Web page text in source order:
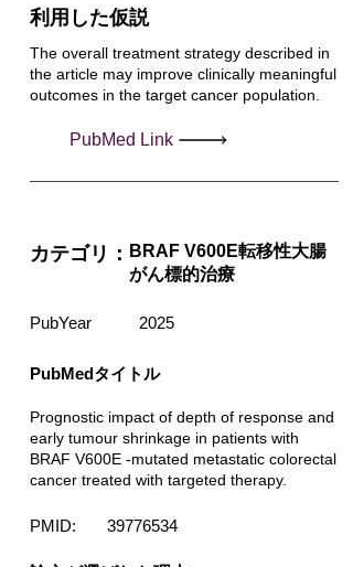
利用した仮説
The overall treatment strategy described in
the article may improve clinically meaningful
outcomes in the target cancer population.
PubMed Link
カテゴリ： BRAF V600E転移性大腸
がん標的治療
PubYear 2025
PubMedタイトル
Prognostic impact of depth of response and
early tumour shrinkage in patients with
BRAF V600E -mutated metastatic colorectal
cancer treated with targeted therapy.
PMID: 39776534